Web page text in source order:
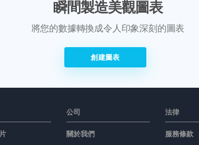
新聞中心
媒體工具包
AI Policy
隱私政策